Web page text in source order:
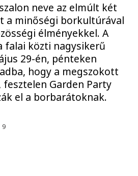
neve az elmúlt két
a minőségi borkultúrával
élményekkel. A
falai közti nagysikerű
29-én, pénteken
hogy a megszokott
fesztelen Garden Party
el a borbarátoknak.